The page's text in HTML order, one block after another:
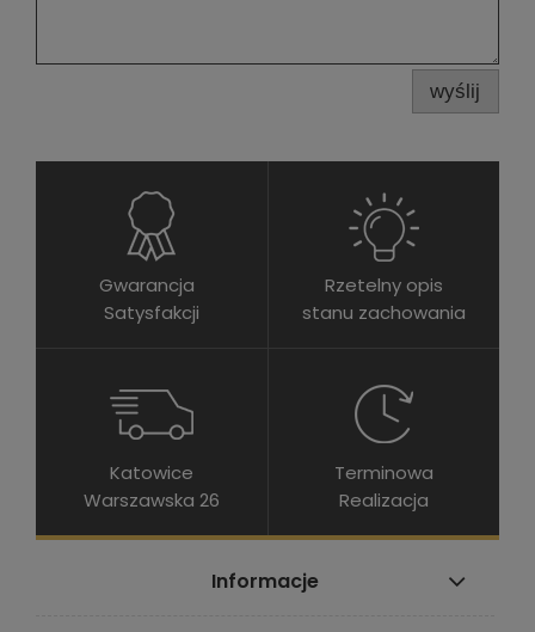
wyślij
Gwarancja
Satysfakcji
Rzetelny opis
stanu zachowania
Katowice
Warszawska 26
Terminowa
Realizacja
Informacje